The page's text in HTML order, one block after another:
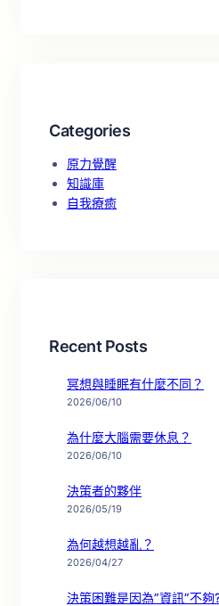
Categories
原力覺醒
知識庫
自我療癒
Recent Posts
冥想與睡眠有什麼不同？
2026/06/10
為什麼大腦需要休息？
2026/06/10
決策者的夥伴
2026/05/19
為何越想越亂？
2026/04/27
決策困難是因為”資訊”不夠